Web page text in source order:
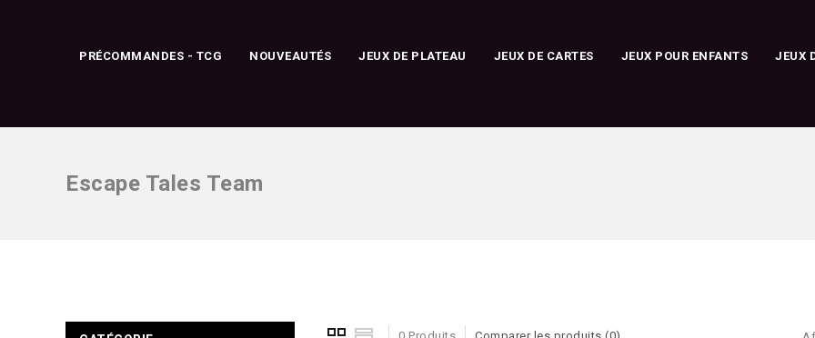
PRÉCOMMANDES - TCG NOUVEAUTÉS JEUX DE PLATEAU JEUX DE CARTES JEUX POUR ENFANTS JEUX
Escape Tales Team